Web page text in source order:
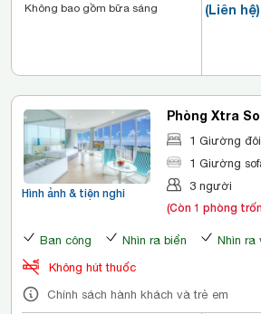
(Liên hệ)
Không bao gồm bữa sáng
Hình ảnh & tiện nghi
Phòng Xtra
Người Lớn)
1 Giường
1 Giường
3 người
(Còn 1 phòng
Ban công Nhìn ra biển
Nhìn ra
Không hút thuốc
Chính sách hành khách và trẻ em